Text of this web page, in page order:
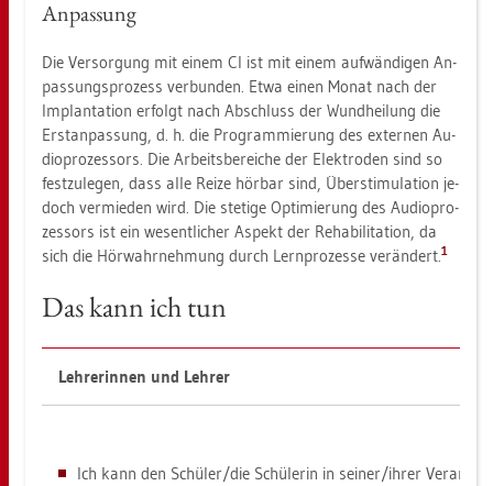
An­pas­sung
Die Ver­sor­gung mit einem CI ist mit einem auf­wän­di­gen An­
pas­sungs­pro­zess ver­bun­den. Etwa einen Monat nach der
Im­plan­ta­ti­on er­folgt nach Ab­schluss der Wund­hei­lung die
Er­stan­pas­sung, d. h. die Pro­gram­mie­rung des ex­ter­nen Au­
dio­pro­zes­sors. Die Ar­beits­be­rei­che der Elek­tro­den sind so
fest­zu­le­gen, dass alle Reize hör­bar sind, Über­sti­mu­la­ti­on je­
doch ver­mie­den wird. Die ste­ti­ge Op­ti­mie­rung des Au­dio­pro­
zes­sors ist ein we­sent­li­cher As­pekt der Re­ha­bi­li­ta­ti­on, da
sich die Hör­wahr­neh­mung durch Lern­pro­zes­se ver­än­dert. 1
Das kann ich tun
Leh­re­rin­nen und Leh­rer
Ich kann den Schü­ler/die Schü­le­rin in sei­ner/ihrer